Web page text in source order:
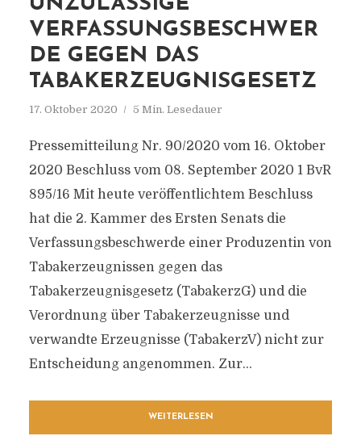
UNZULÄSSIGE
VERFASSUNGSBESCHWER
DE GEGEN DAS
TABAKERZEUGNISGESETZ
17. Oktober 2020 5 Min. Lesedauer
Pressemitteilung Nr. 90/2020 vom 16. Oktober
2020 Beschluss vom 08. September 2020 1 BvR
895/16 Mit heute veröffentlichtem Beschluss
hat die 2. Kammer des Ersten Senats die
Verfassungsbeschwerde einer Produzentin von
Tabakerzeugnissen gegen das
Tabakerzeugnisgesetz (TabakerzG) und die
Verordnung über Tabakerzeugnisse und
verwandte Erzeugnisse (TabakerzV) nicht zur
Entscheidung angenommen. Zur...
WEITERLESEN